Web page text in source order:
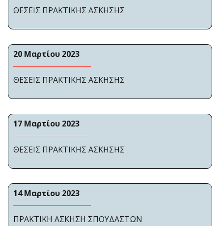
ΘΕΣΕΙΣ ΠΡΑΚΤΙΚΗΣ ΑΣΚΗΣΗΣ
20 Μαρτίου 2023
ΘΕΣΕΙΣ ΠΡΑΚΤΙΚΗΣ ΑΣΚΗΣΗΣ
17 Μαρτίου 2023
ΘΕΣΕΙΣ ΠΡΑΚΤΙΚΗΣ ΑΣΚΗΣΗΣ
14 Μαρτίου 2023
ΠΡΑΚΤΙΚΗ ΑΣΚΗΣΗ ΣΠΟΥΔΑΣΤΩΝ